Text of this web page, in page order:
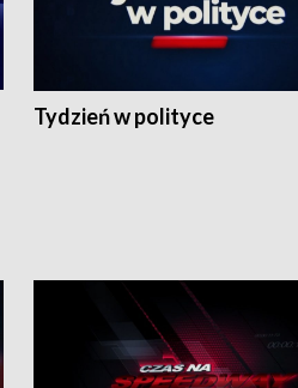
Tydzień w polityce